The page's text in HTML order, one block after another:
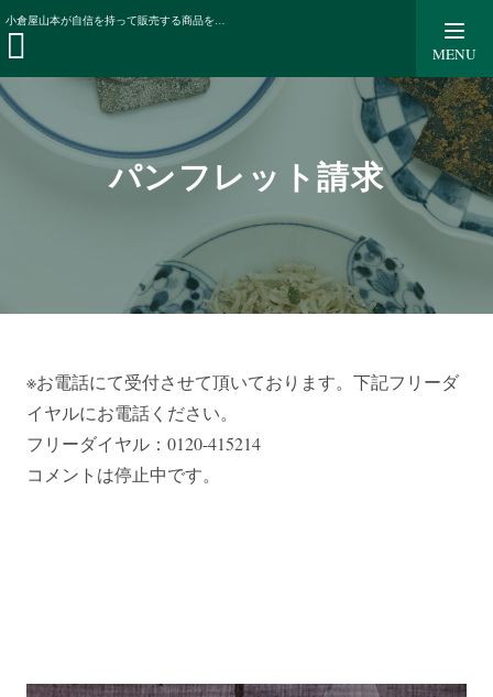
小倉屋山本が自信を持って販売する商品を、ぜひ写真も豊富なパンフレットでご覧ください。資料のご請求はお電話、メール(24時間)にて受け付けております。
MENU
パンフレット請求
パンフレット請求
※お電話にて受付させて頂いております。下記フリーダ
イヤルにお電話ください。
フリーダイヤル：0120-415214
コメントは停止中です。